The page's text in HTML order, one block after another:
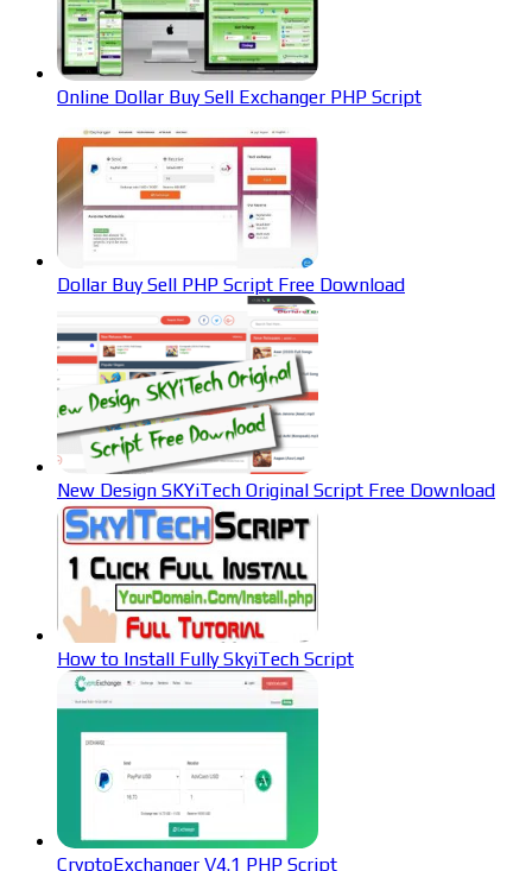
Online Dollar Buy Sell Exchanger PHP Script
Dollar Buy Sell PHP Script Free Download
New Design SKYiTech Original Script Free Download
How to Install Fully SkyiTech Script
CryptoExchanger V4.1 PHP Script